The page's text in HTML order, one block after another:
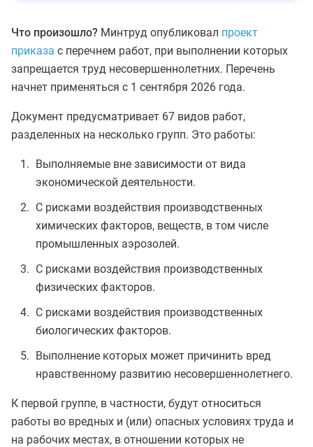
Что произошло? Минтруд опубликовал проект
приказа с перечнем работ, при выполнении которых
запрещается труд несовершеннолетних. Перечень
начнет применяться с 1 сентября 2026 года.
Документ предусматривает 67 видов работ,
разделенных на несколько групп. Это работы:
Выполняемые вне зависимости от вида
экономической деятельности.
С рисками воздействия производственных
химических факторов, веществ, в том числе
промышленных аэрозолей.
С рисками воздействия производственных
физических факторов.
С рисками воздействия производственных
биологических факторов.
Выполнение которых может причинить вред
нравственному развитию несовершеннолетнего.
К первой группе, в частности, будут относиться
работы во вредных и (или) опасных условиях труда и
на рабочих местах, в отношении которых не